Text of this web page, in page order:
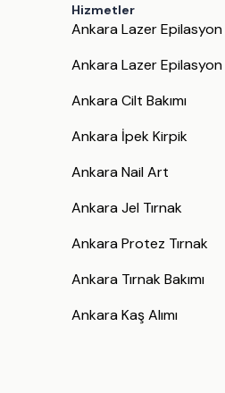
Hizmetler
Ankara Lazer Epilasyon
Ankara Lazer Epilasyon
Ankara Cilt Bakımı
Ankara İpek Kirpik
Ankara Nail Art
Ankara Jel Tırnak
Ankara Protez Tırnak
Ankara Tırnak Bakımı
Ankara Kaş Alımı